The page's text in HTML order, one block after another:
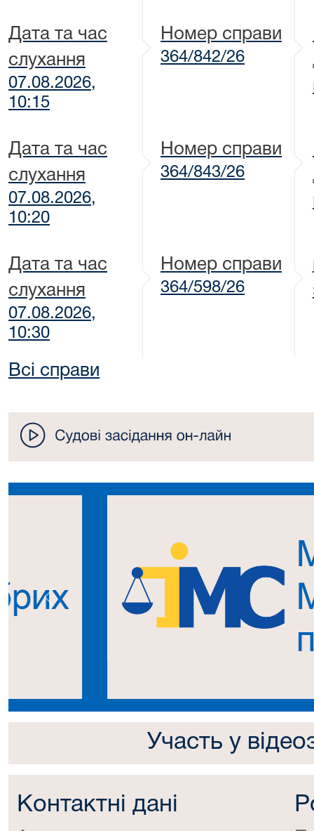
Дата та час
слухання
07.08.2026,
10:15
Номер справи
364/842/26
Дата та час
слухання
07.08.2026,
10:20
Номер справи
364/843/26
Дата та час
слухання
07.08.2026,
10:30
Номер справи
364/598/26
Всі справи
Попередній
Участь у
Контактні дані